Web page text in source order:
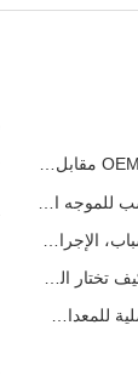
SFC | الشركة المصنعة للمحامل OEM مقابل شركة التجارة
TBAI | شركة تصنيع أدلة خطية أصلية للمعدات الصناعية – توسع TBAI حلول الحركة الخطية المخصصة